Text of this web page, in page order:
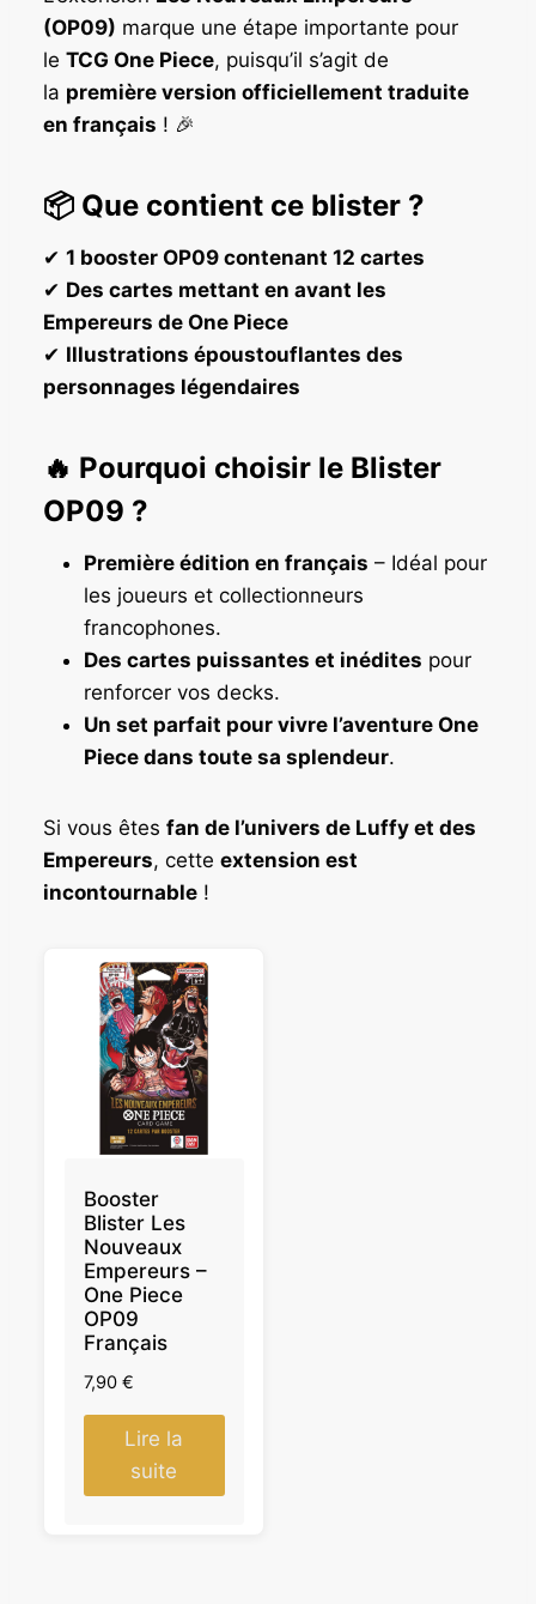
(OP09) marque une étape importante pour
le TCG One Piece, puisqu’il s’agit de
la première version officiellement traduite
en français ! 🎉
📦 Que contient ce blister ?
✔ 1 booster OP09 contenant 12 cartes
✔ Des cartes mettant en avant les
Empereurs de One Piece
✔ Illustrations époustouflantes des
personnages légendaires
🔥 Pourquoi choisir le Blister
OP09 ?
Première édition en français – Idéal pour
les joueurs et collectionneurs
francophones.
Des cartes puissantes et inédites pour
renforcer vos decks.
Un set parfait pour vivre l’aventure One
Piece dans toute sa splendeur.
Si vous êtes fan de l’univers de Luffy et des
Empereurs, cette extension est
incontournable !
Booster
Blister Les
Nouveaux
Empereurs –
One Piece
OP09
Français
7,90 €
Lire la
suite